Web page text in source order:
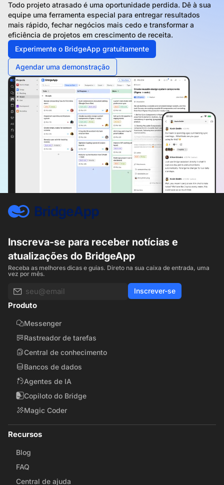
Todo projeto atrasado é uma oportunidade perdida. Dê à sua
equipe uma ferramenta especial para entregar resultados
mais rápido, fechar negócios mais cedo e transformar a
eficiência de projetos em crescimento de receita.
Experimente o BridgeApp gratuitamente
Agendar uma demonstração
Inscreva-se para receber notícias e
atualizações do BridgeApp
Receba as melhores dicas e guias. Direto na sua caixa de entrada, uma
vez por mês.
Inscrever-se
Produto
Messenger
Rastreador de tarefas
Central de conhecimento
Bancos de dados
Agentes de IA
Copiloto do Bridge
Magic Coder
Recursos
Blog
FAQ
Central de ajuda